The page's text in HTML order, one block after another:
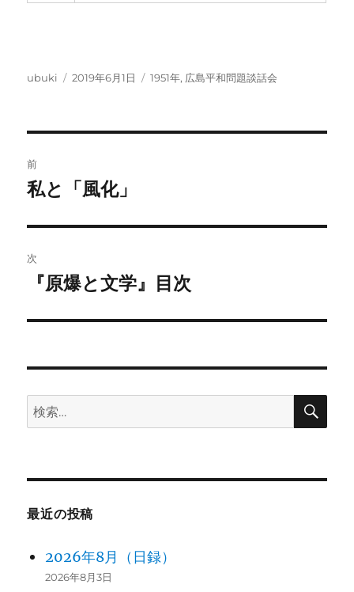
投
ubuki
投
2019年6月1日
カ
1951年, 広島平和問題談話会
稿
ビ
ゲ
ー
ン
前
前
投
稿:
私と「風化」
次
次
投
『原爆と文学』目次
検
索:
検
最近の投稿
2026年8月（日録）
2026年8月3日